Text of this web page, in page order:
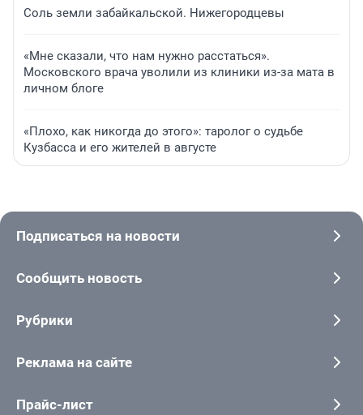
Соль земли забайкальской. Нижегородцевы
«Мне сказали, что нам нужно расстаться».
Московского врача уволили из клиники из-за мата в
личном блоге
«Плохо, как никогда до этого»: таролог о судьбе
Кузбасса и его жителей в августе
Подписаться на новости
Сообщить новость
Рубрики
Реклама на сайте
Прайс-лист